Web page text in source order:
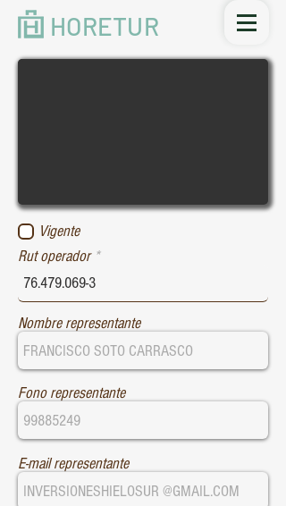
HORETUR
Vigente
Rut operador
Nombre representante
Fono representante
E-mail representante